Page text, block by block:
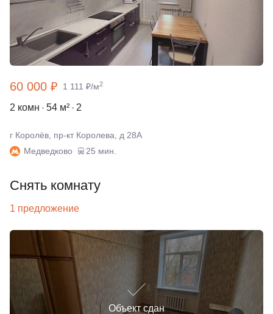
60 000 ₽ 1 111 ₽/м2
2 комн 54 м² 2
г Королёв, пр-кт Королева, д 28А
Медведково
25 мин.
Снять комнату
1 предложение
Объект сдан